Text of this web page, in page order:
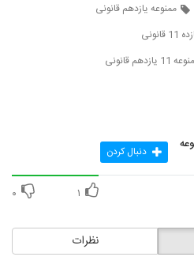
ممنوعه یازدهم قانونی
یازدهم قانونی
دنبال کردن
۱ ۰
نظرات